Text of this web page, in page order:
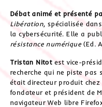
Débat animé et présenté
Libération, spécialisée
la cybersécurité. Elle a
résistance numérique(Ed.
Tristan Nitotest vice-
recherche qui ne piste pas
était directeur produit chez
fondateur et président de
navigateur Web libre